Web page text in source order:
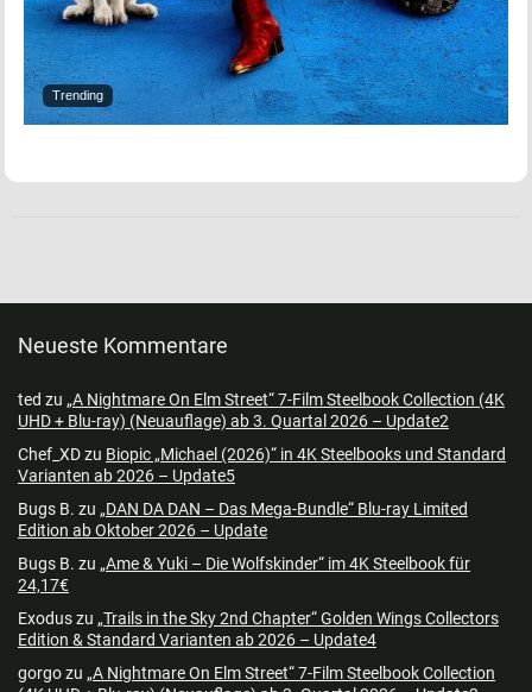
Trending
Neueste Kommentare
ted zu „A Nightmare On Elm Street“ 7-Film Steelbook Collection (4K
UHD + Blu-ray) (Neuauflage) ab 3. Quartal 2026 – Update2
Chef_XDzu Biopic „Michael (2026)“ in 4K Steelbooks und Standard
Varianten ab 2026 – Update5
Bugs B. zu „DAN DA DAN – Das Mega-Bundle“ Blu-ray Limited
Edition ab Oktober 2026 – Update
Bugs B. zu „Ame & Yuki – Die Wolfskinder“ im 4K Steelbook für
24,17€
Exoduszu „Trails in the Sky 2nd Chapter“ Golden Wings Collectors
Edition & Standard Varianten ab 2026 – Update4
gorgozu „A Nightmare On Elm Street“ 7-Film Steelbook Collection